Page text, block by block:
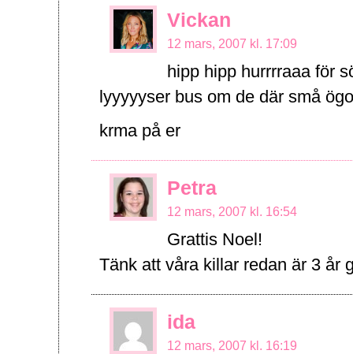
Vickan
12 mars, 2007 kl. 17:09
hipp hipp hurrrraaa för
lyyyyyser bus om de där små
krma på er
Petra
12 mars, 2007 kl. 16:54
Grattis Noel!
Tänk att våra killar redan är 3 år
ida
12 mars, 2007 kl. 16:19